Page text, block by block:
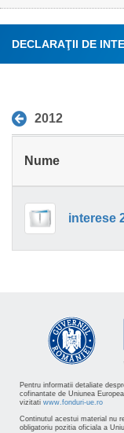
DECLARAŢII DE
2012
Nume
interese
Pentru informatii detaliate
cofinantate de Uniunea
vizitati www.fonduri-ue.ro
Continutul acestui material nu
obligatoriu pozitia oficiala a